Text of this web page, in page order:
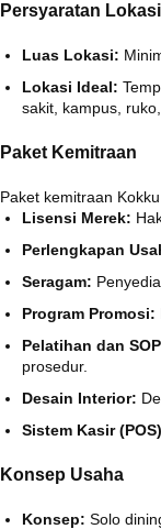
Persyaratan
Luas Lokasi:
Lokasi Ideal:
sakit, kampus,
Paket Kemitraan
Paket kemitraan
Lisensi Merek:
Perlengkapan
Seragam:
Program Promosi:
Pelatihan dan
prosedur.
Desain Interior:
Sistem Kasir
Konsep Usaha
Konsep: Solo